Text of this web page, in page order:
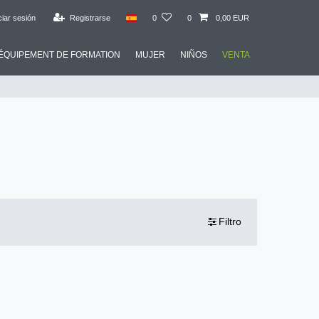
sesión Registrarse 0 0 0,00 EUR
DE FORMATION MUJER NIÑOS VENTA
Filtro